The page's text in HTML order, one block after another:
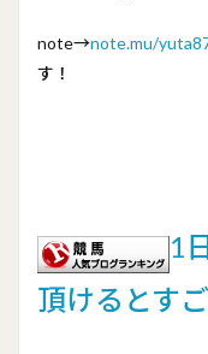
note→note.mu/
す！
1
頂けるとす